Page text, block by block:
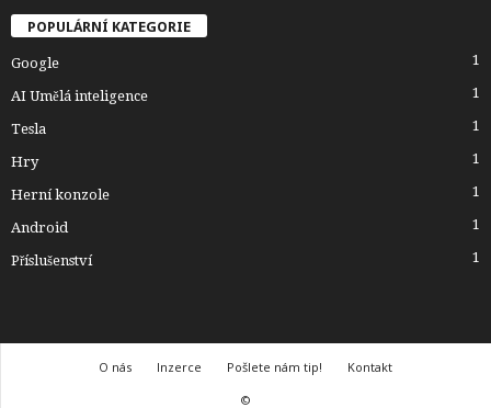
POPULÁRNÍ KATEGORIE
Google 1
AI Umělá inteligence 1
Tesla 1
Hry 1
Herní konzole 1
Android 1
Příslušenství 1
O nás Inzerce Pošlete nám tip!
Kontakt
©